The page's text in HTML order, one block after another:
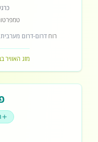
רוח דרום-דרום מערבית
מזג האוויר